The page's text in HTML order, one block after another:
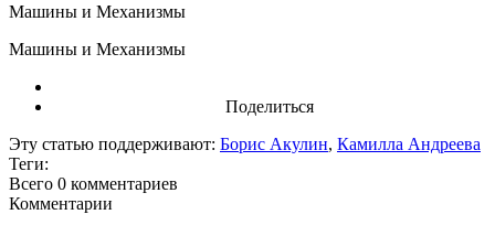
Машины и Механизмы
Машины и Механизмы
Поделиться
Эту статью поддерживают: Борис Акулин, Камилла Андреева
Теги:
Всего 0 комментариев
Комментарии